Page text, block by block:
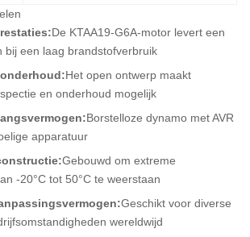
De KTAA19-G6A-motor levert een
bij een laag brandstofverbruik
Het open ontwerp maakt
en onderhoud mogelijk
Borstelloze dynamo met AVR
apparatuur
Gebouwd om extreme
-20°C tot 50°C te weerstaan
Geschikt voor diverse
wereldwijd